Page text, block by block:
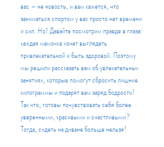
вас – не новость, и вам кажется, что
заниматься спортом у вас просто нет времени
и сил. Но! Давайте посмотрим правде в глаза:
каждая мамочка хочет выглядеть
привлекательной и быть здоровой. Поэтому
мы решили рассказать вам об увлекательных
занятиях, которые помогут сбросить лишние
килограммы и подарят вам заряд бодрости!
Так что, готовы почувствовать себя более
уверенными, красивыми и счастливыми?
Тогда, сидеть на диване больше нельзя!